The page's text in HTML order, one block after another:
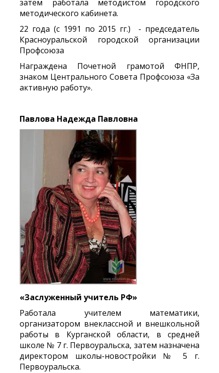
затем работала методистом городского
методического кабинета.
22 года (с 1991 по 2015 гг.) - председатель
Красноуральской городской организации
Профсоюза
Награждена Почетной грамотой ФНПР,
знаком Центрального Совета Профсоюза «За
активную работу».
Павлова Надежда Павловна
«Заслуженный учитель РФ»
Работала учителем математики,
организатором внеклассной и внешкольной
работы в Курганской области, в средней
школе № 7 г. Первоуральска, затем назначена
директором школы-новостройки № 5 г.
Первоуральска.